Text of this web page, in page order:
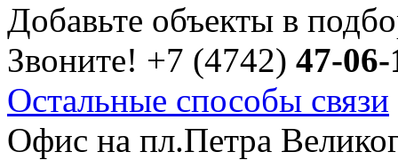
Добавьте объекты в
Звоните! +7 (4742) 47-06-
Остальные способы связи
Офис на пл.Петра